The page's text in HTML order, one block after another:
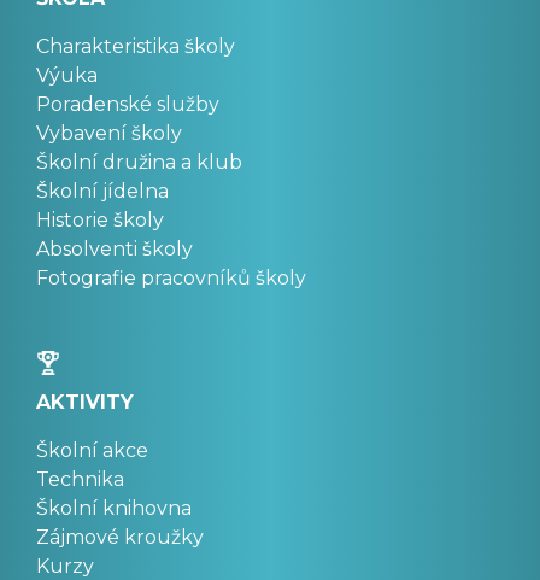
Charakteristika školy
Výuka
Poradenské služby
Vybavení školy
Školní družina a klub
Školní jídelna
Historie školy
Absolventi školy
Fotografie pracovníků školy
AKTIVITY
Školní akce
Technika
Školní knihovna
Zájmové kroužky
Kurzy